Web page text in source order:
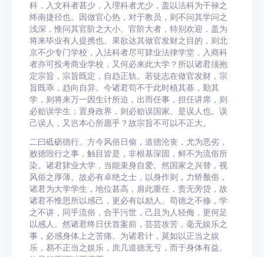
科，入文科者甚少，入理科者尤少，盖以法科为干禄之
终南捷径也。因做官心热，对于教员，则不问其学问之
浅深，惟问其官阶之大小。官阶大者，特别欢迎，盖为
将来毕业有人提携也。果欲达其做官发财之目的，则北
京不少专门学校，入法科者尽可肄业法律学堂，入商科
者亦可投考商业学校，又何必来此大学？所以诸君须抱
定宗旨，宗旨既定，自趋正轨。若徒志在做官发财，宗
旨既乖，趋向自异。今诸君苟不于此时植其基，勤其
学，则将来万一因生计所迫，出而任事，担任讲席，则
必贻误学生；置身政界，则必贻误国家。是误人也。误
己误人，又岂本心所愿乎？故宗旨不可以不正大。
二曰砥砺德行。方今风俗日偷，道德沦丧，尤为恶劣，
败德毁行之事，触目皆是，非根基深固，鲜不为流俗所
染。诸君肄业大学，当能束身自爱。然国家之兴替，视
风俗之厚薄。故必有卓绝之士，以身作则，力矫颓俗，
诸君为大学学生，地位甚高，肩此重任，责无旁贷，故
诸君不惟思所以感己，更必有以励人。苟德之不修，学
之不讲，同乎流俗，合乎污世，己且为人轻侮，更何足
以感人。然诸君终日伏首案前，芸芸攻苦，毫无娱乐之
事，必感身体上之苦痛。为诸君计，莫如以正当之娱
乐，易不正当之娱乐，庶几道德无亏，而于身体有益。